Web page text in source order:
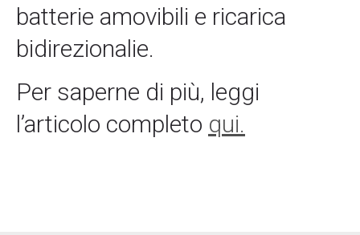
batterie amovibili e ricarica
bidirezionalie.
Per saperne di più, leggi
l’articolo completo qui.